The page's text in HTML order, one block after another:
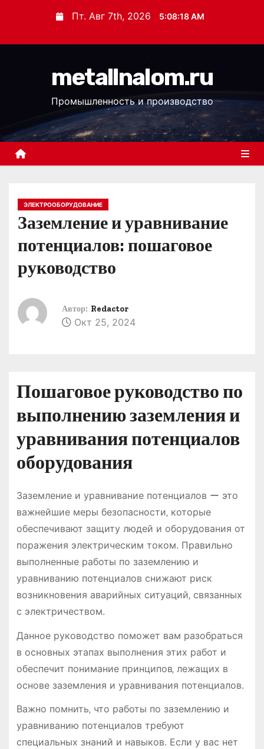
с
Пт. Авг 7th, 2026 5:08:19 AM
metallnalom.ru
Промышленность и производство
ЭЛЕКТРООБОРУДОВАНИЕ
Заземление и уравнивание
потенциалов: пошаговое
руководство
Автор: Redactor
Окт 25, 2024
Пошаговое руководство по
выполнению заземления и
уравнивания потенциалов
оборудования
Заземление и уравнивание потенциалов ー это
важнейшие меры безопасности‚ которые
обеспечивают защиту людей и оборудования от
поражения электрическим током. Правильно
выполненные работы по заземлению и
уравниванию потенциалов снижают риск
возникновения аварийных ситуаций‚ связанных
с электричеством.
Данное руководство поможет вам разобраться
в основных этапах выполнения этих работ и
обеспечит понимание принципов‚ лежащих в
основе заземления и уравнивания потенциалов.
Важно помнить‚ что работы по заземлению и
уравниванию потенциалов требуют
специальных знаний и навыков. Если у вас нет